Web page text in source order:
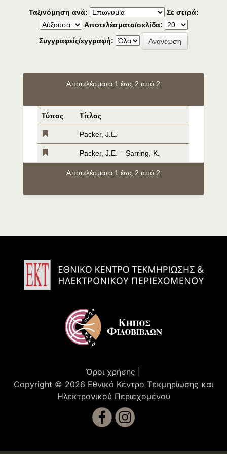
Ταξινόμηση ανά:
Σε σειρά:
Αποτελέσματα/σελίδα:
Συγγραφείς/εγγραφή:
Αποτελέσματα 1 έως 2 από 2
Τύπος Τίτλος
Packer, J.E.
Packer, J.E. – Sarring, K.
Αποτελέσματα 1 έως 2 από 2